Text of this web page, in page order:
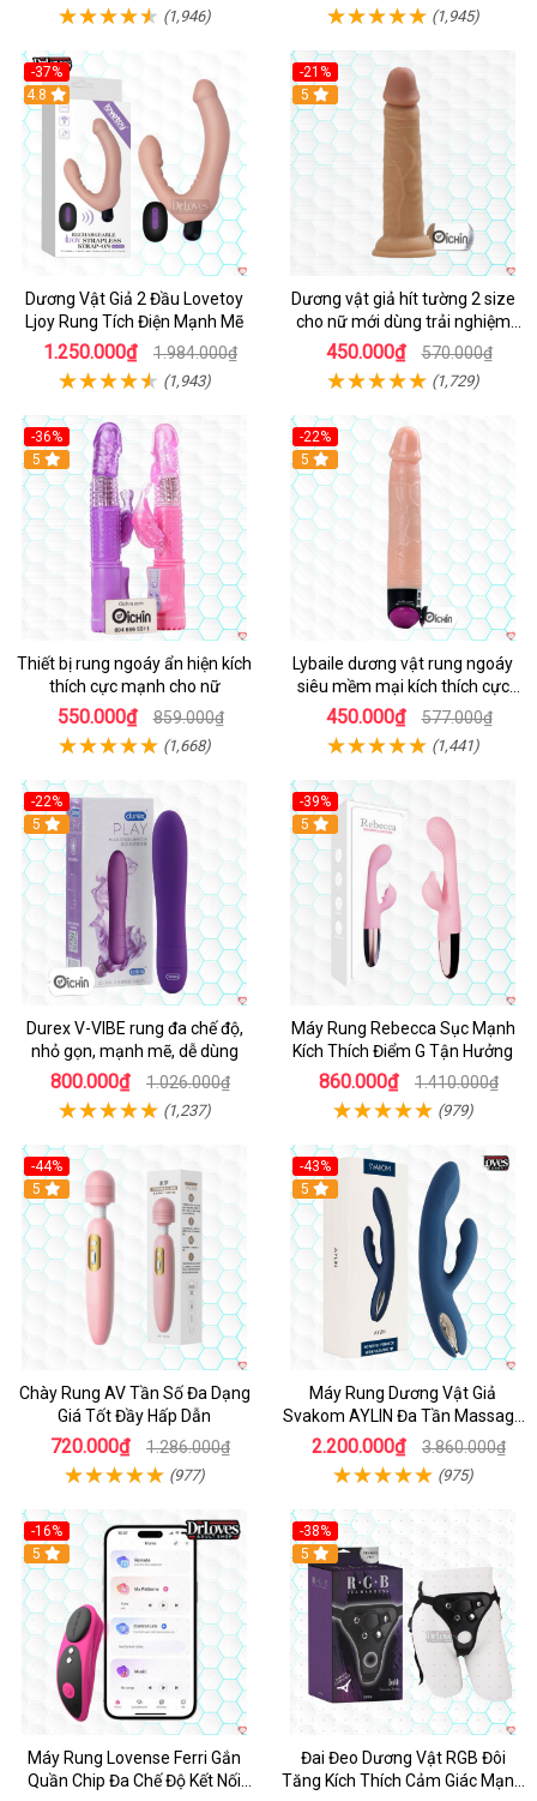
(1,946) (1,945)
-37%
Hot
4.8
Dương Vật Giả 2 Đầu Lovetoy
Ljoy Rung Tích Điện Mạnh Mẽ
1.250.000₫ 1.984.000₫
(1,943)
-21%
Hot
5
Dương vật giả hít tường 2 size
cho nữ mới dùng trải nghiệm
thật
450.000₫ 570.000₫
(1,729)
-36%
Hot
5
Thiết bị rung ngoáy ẩn hiện kích
thích cực mạnh cho nữ
550.000₫ 859.000₫
(1,668)
-22%
Hot
5
Lybaile dương vật rung ngoáy
siêu mềm mại kích thích cực
mạnh
450.000₫ 577.000₫
(1,441)
-22%
Hot
5
Durex V-VIBE rung đa chế độ,
nhỏ gọn, mạnh mẽ, dễ dùng
800.000₫ 1.026.000₫
(1,237)
-39%
Hot
5
Máy Rung Rebecca Sục Mạnh
Kích Thích Điểm G Tận Hưởng
860.000₫ 1.410.000₫
(979)
-44%
Hot
5
Chày Rung AV Tần Số Đa Dạng
Giá Tốt Đầy Hấp Dẫn
720.000₫ 1.286.000₫
(977)
-43%
Hot
5
Máy Rung Dương Vật Giả
Svakom AYLIN Đa Tần Massage
Sướng
2.200.000₫ 3.860.000₫
(975)
-16%
Hot
5
Máy Rung Lovense Ferri Gắn
Quần Chip Đa Chế Độ Kết Nối
-38%
Hot
5
Đai Đeo Dương Vật RGB Đôi
Tăng Kích Thích Cảm Giác Mạnh